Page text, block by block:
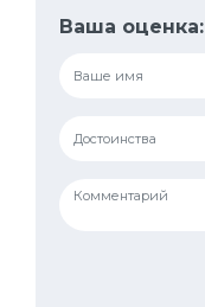
Ваша оценка: